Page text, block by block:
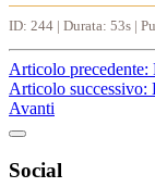
ID: 244 | Durata: 53s |
Articolo precedente:
Articolo successivo:
Avanti
Social